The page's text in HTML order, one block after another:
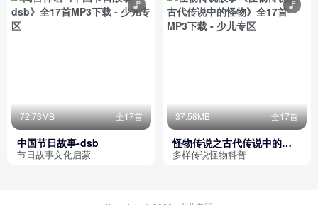
72.73MB 全17首
中国节日故事-dsb
节日故事文化启蒙
37.58MB 全17首
怪物传说之古代传说中的怪
物
多样传说怪物科普